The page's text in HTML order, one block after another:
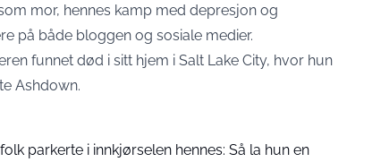
mor, hennes kamp med depresjon og
på både bloggen og sosiale medier.
funnet død i sitt hjem i Salt Lake City, hvor hun
Ashdown.
parkerte i innkjørselen hennes: Så la hun en